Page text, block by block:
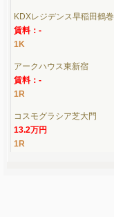
KDXレジデンス早稲田鶴巻
賃料：-
1K
アークハウス東新宿
賃料：-
1R
コスモグラシア芝大門
13.2万円
1R